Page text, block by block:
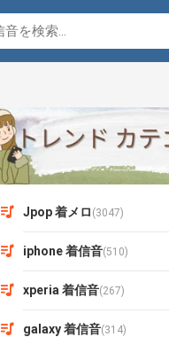
Jpop 着メロ (3047)
iphone 着信音(510)
xperia 着信音(267)
galaxy 着信音(314)